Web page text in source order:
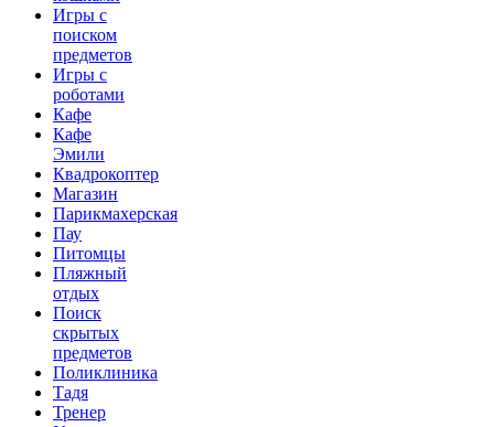
Игры с
поиском
предметов
Игры с
роботами
Кафе
Кафе
Эмили
Квадрокоптер
Магазин
Парикмахерская
Пау
Питомцы
Пляжный
отдых
Поиск
скрытых
предметов
Поликлиника
Тадя
Тренер